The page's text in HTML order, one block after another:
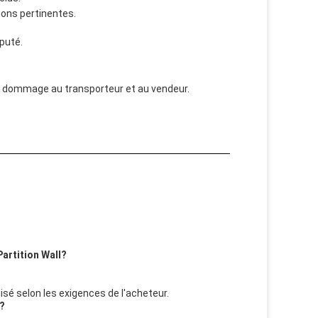
pertinentes.
au transporteur et au vendeur.
Wall?
selon les exigences de l'acheteur.